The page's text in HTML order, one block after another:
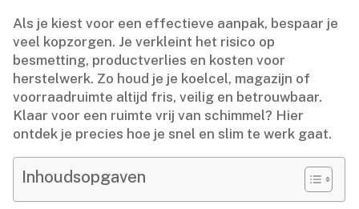
Als je kiest voor een effectieve aanpak, bespaar je
veel kopzorgen.​ Je verkleint het risico op
besmetting, productverlies en kosten voor
herstelwerk.​ Zo houd je je koelcel, magazijn of
voorraadruimte altijd fris, veilig en betrouwbaar.​
Klaar voor een ruimte vrij van schimmel? Hier
ontdek je precies hoe je snel en slim te werk gaat.​
Inhoudsopgaven